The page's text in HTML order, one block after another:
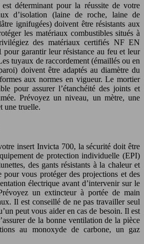
déterminant pour la réussite de votre
d’isolation (laine de roche, laine de
ignifugées) doivent être résistants aux
les matériaux combustibles situés à
des matériaux certifiés NF EN
garantir leur résistance au feu et leur
tuyaux de raccordement (émaillés ou en
doivent être adaptés au diamètre du
aux normes en vigueur. Le mortier
pour assurer l’étanchéité des joints et
Prévoyez un niveau, un mètre, une
une truelle.
insert Invicta 700, la sécurité doit être
de protection individuelle (EPI)
des gants résistants à la chaleur et
pour vous protéger des projections et des
électrique avant d’intervenir sur le
un extincteur à portée de main
Il est conseillé de ne pas travailler seul
peut vous aider en cas de besoin. Il est
de la bonne ventilation de la pièce
au monoxyde de carbone, un gaz